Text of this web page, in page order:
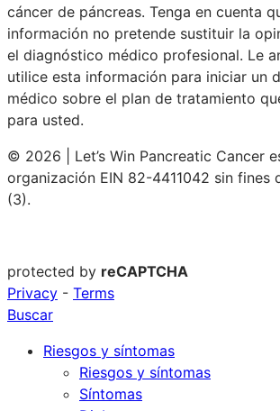
cáncer de páncreas. Tenga en cuenta
información no pretende sustituir la
el diagnóstico médico profesional. Le
utilice esta información para iniciar un
médico sobre el plan de tratamiento
para usted.
© 2026 | Let’s Win Pancreatic Cancer
organización EIN 82-4411042 sin fines
(3).
protected by reCAPTCHA
Privacy - Terms
Buscar
Riesgos y síntomas
Riesgos y síntomas
Síntomas